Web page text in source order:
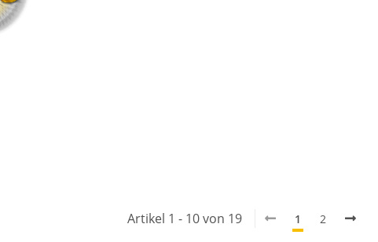
Artikel 1 - 10 von 19 1 2